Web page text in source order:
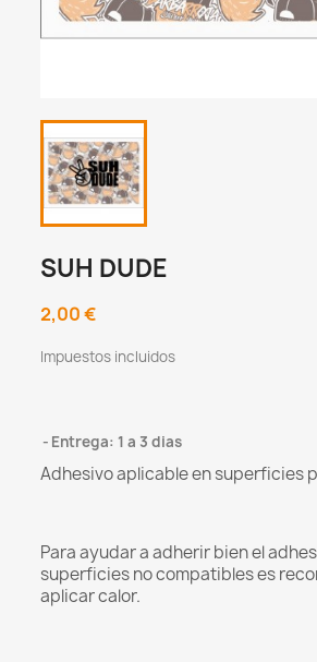
SUH DUDE
2,00 €
Impuestos incluidos
Entrega: 1 a 3 dias
Adhesivo aplicable en superficies
Para ayudar a adherir bien el
superficies no compatibles es
aplicar calor.